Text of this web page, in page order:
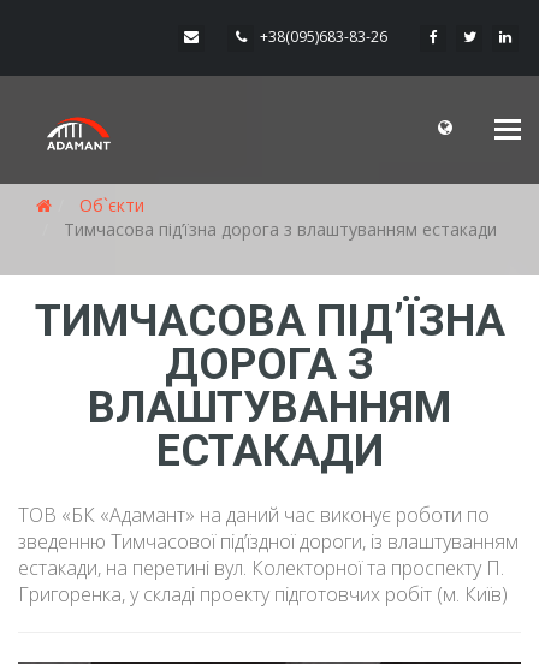
+38(095)683-83-26
Об`єкти
Тимчасова під’їзна дорога з влаштуванням естакади
ТИМЧАСОВА ПІД’ЇЗНА
ДОРОГА З
ВЛАШТУВАННЯМ
ЕСТАКАДИ
ТОВ «БК «Адамант» на даний час виконує роботи по
зведенню Тимчасової під’їздної дороги, із влаштуванням
естакади, на перетині вул. Колекторної та проспекту П.
Григоренка, у складі проекту підготовчих робіт (м. Київ)